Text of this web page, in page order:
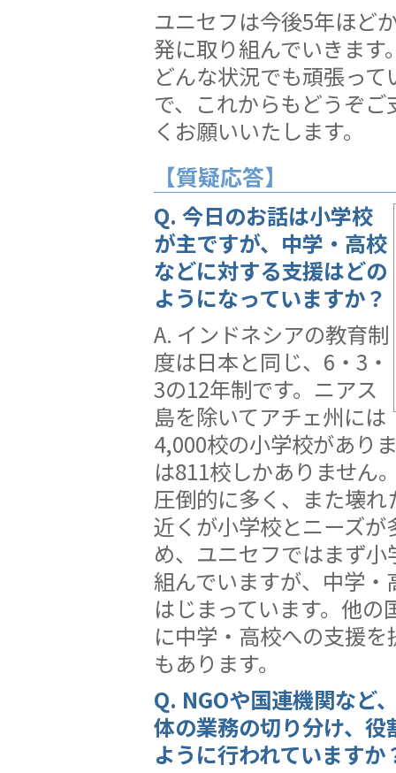
ユニセフは今後5年ほど
発に取り組んでいきます
どんな状況でも頑張って
で、これからもどうぞご
くお願いいたします。
【質疑応答】
Q. 今日のお話は小学校
が主ですが、中学・高校
などに対する支援はどの
ようになっていますか？
A. インドネシアの教育制
度は日本と同じ、6・3・
3の12年制です。ニアス
島を除いてアチェ州には
4,000校の小学校があり
は811校しかありません
圧倒的に多く、また壊れ
近くが小学校とニーズが
め、ユニセフではまず
組んでいますが、中学・
はじまっています。他の
に中学・高校への支援
もあります。
Q. NGOや国連機関など
体の業務の切り分け、役
ように行われていますか